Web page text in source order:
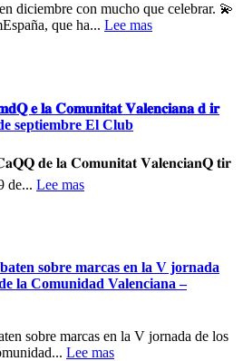
diciembre con mucho que celebrar. 💫
que ha... Lee mas
𝐞 𝐥𝐚 𝐂𝐨𝐦𝐮𝐧𝐢𝐭𝐚𝐭 𝐕𝐚𝐥𝐞𝐧𝐜𝐢𝐚𝐧𝐚 𝐝 𝐢𝐫
septiembre El Club
𝐝𝐞 𝐥𝐚 𝐂𝐨𝐦𝐮𝐧𝐢𝐭𝐚𝐭 𝐕𝐚𝐥𝐞𝐧𝐜𝐢𝐚𝐧𝐐 𝐭𝐢𝐫
de... Lee mas
sobre marcas en la V jornada
la Comunidad Valenciana –
sobre marcas en la V jornada de los
Lee mas